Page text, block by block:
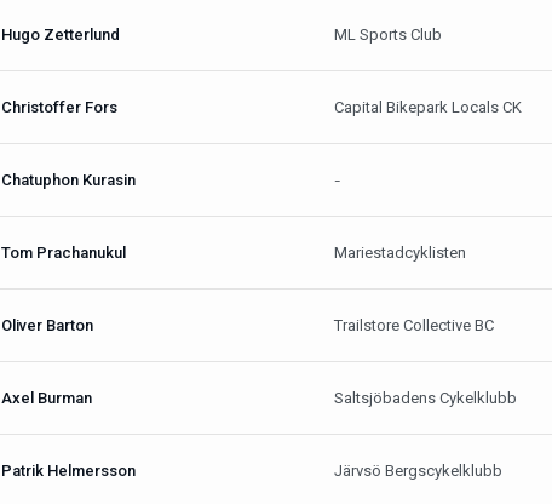
Hugo Zetterlund ML Sports Club
Christoffer Fors Capital Bikepark Locals CK
Chatuphon Kurasin -
Tom Prachanukul Mariestadcyklisten
Oliver Barton Trailstore Collective BC
Axel Burman Saltsjöbadens Cykelklubb
Patrik Helmersson Järvsö Bergscykelklubb